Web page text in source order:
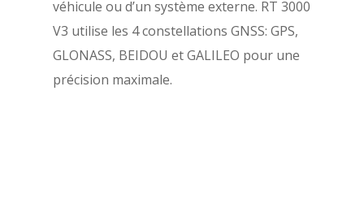
véhicule ou d’un système externe. RT 3000
V3 utilise les 4 constellations GNSS: GPS,
GLONASS, BEIDOU et GALILEO pour une
précision maximale.